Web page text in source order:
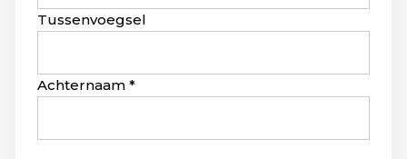
blank
Tussenvoegsel
Achternaam